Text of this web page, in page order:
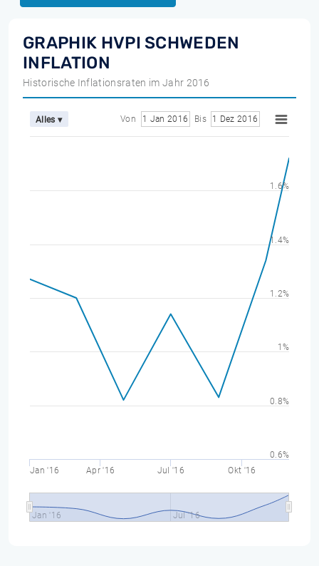
GRAPHIK HVPI SCHWEDEN
INFLATION
Historische Inflationsraten im Jahr 2016
Alles ▾ Von 1 Jan 2016 Bis 1 Dez 2016
Jan '16 Apr '16 Jul '16 Okt '16
Jan '16 Jul '16
0.6%
0.8%
1%
1.2%
1.4%
1.6%